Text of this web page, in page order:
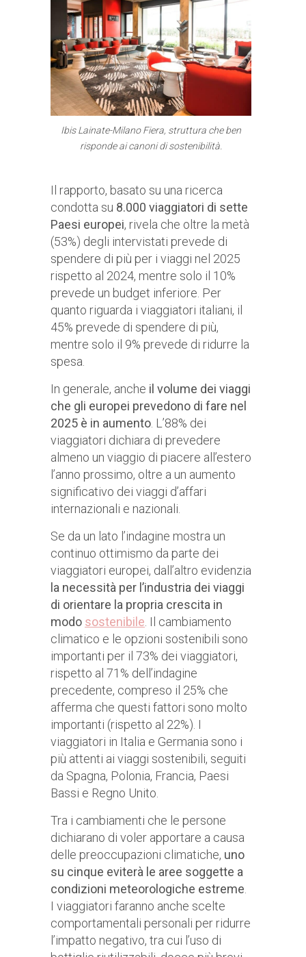
Ibis Lainate-Milano Fiera, struttura che ben
risponde ai canoni di sostenibilità.
Il rapporto, basato su una ricerca
condotta su 8.000 viaggiatori di sette
Paesi europei, rivela che oltre la metà
(53%) degli intervistati prevede di
spendere di più per i viaggi nel 2025
rispetto al 2024, mentre solo il 10%
prevede un budget inferiore. Per
quanto riguarda i viaggiatori italiani, il
45% prevede di spendere di più,
mentre solo il 9% prevede di ridurre la
spesa.
In generale, anche il volume dei viaggi
che gli europei prevedono di fare nel
2025 è in aumento . L’88% dei
viaggiatori dichiara di prevedere
almeno un viaggio di piacere all’estero
l’anno prossimo, oltre a un aumento
significativo dei viaggi d’affari
internazionali e nazionali.
Se da un lato l’indagine mostra un
continuo ottimismo da parte dei
viaggiatori europei, dall’altro evidenzia
la necessità per l’industria dei viaggi
di orientare la propria crescita in
modo sostenibile . Il cambiamento
climatico e le opzioni sostenibili sono
importanti per il 73% dei viaggiatori,
rispetto al 71% dell’indagine
precedente, compreso il 25% che
afferma che questi fattori sono molto
importanti (rispetto al 22%). I
viaggiatori in Italia e Germania sono i
più attenti ai viaggi sostenibili, seguiti
da Spagna, Polonia, Francia, Paesi
Bassi e Regno Unito.
Tra i cambiamenti che le persone
dichiarano di voler apportare a causa
delle preoccupazioni climatiche, uno
su cinque eviterà le aree soggette a
condizioni meteorologiche estreme
I viaggiatori faranno anche scelte
comportamentali personali per ridurre
l’impatto negativo, tra cui l’uso di